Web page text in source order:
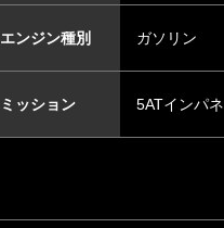
エンジン種別 ガソリン
ミッション 5ATインパネ